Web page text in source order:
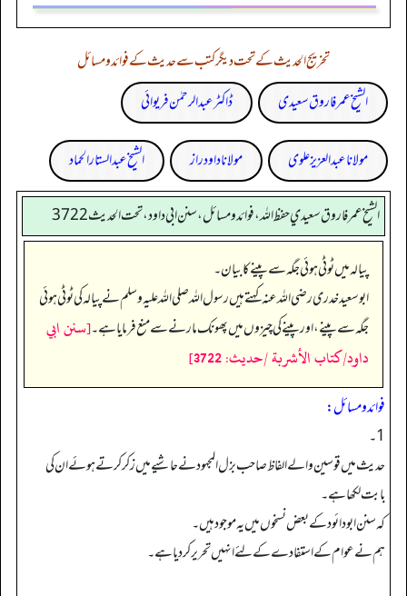
تخریج الحدیث کے تحت دیگر کتب سے حدیث کے فوائد و مسائل
الشیخ عمر فاروق سعیدی
ڈاکٹر عبدالرحمٰن فریوائی
مولانا عبد العزیز علوی مولانا داود راز الشیخ عبدالستار الحماد
الشيخ عمر فاروق سعيدي حفظ الله، فوائد و مسائل، سنن ابي داود ، تحت الحديث 3722
پیالہ میں ٹوٹی ہوئی جگہ سے پینے کا بیان۔
ابو سعید خدری رضی اللہ عنہ کہتے ہیں رسول اللہ صلی اللہ علیہ وسلم نے پیالہ کی ٹوٹی ہوئی
جگہ سے پینے، اور پینے کی چیزوں میں پھونک مارنے سے منع فرمایا ہے۔[سنن ابي
داود/كتاب الأشربة /حدیث: 3722]
فوائد ومسائل:
1۔
حدیث میں قوسین والے الفاظ صاحب بزل المجہود نے حاشیے میں زکرکرتے ہوئے ان کی
بابت لکھا ہے۔
کہ سنن ابودائود کے بعض نسخوں میں یہ موجود ہیں۔
ہم نے عوام کے استفادے کےلئے انہیں تحریر کردیا ہے۔